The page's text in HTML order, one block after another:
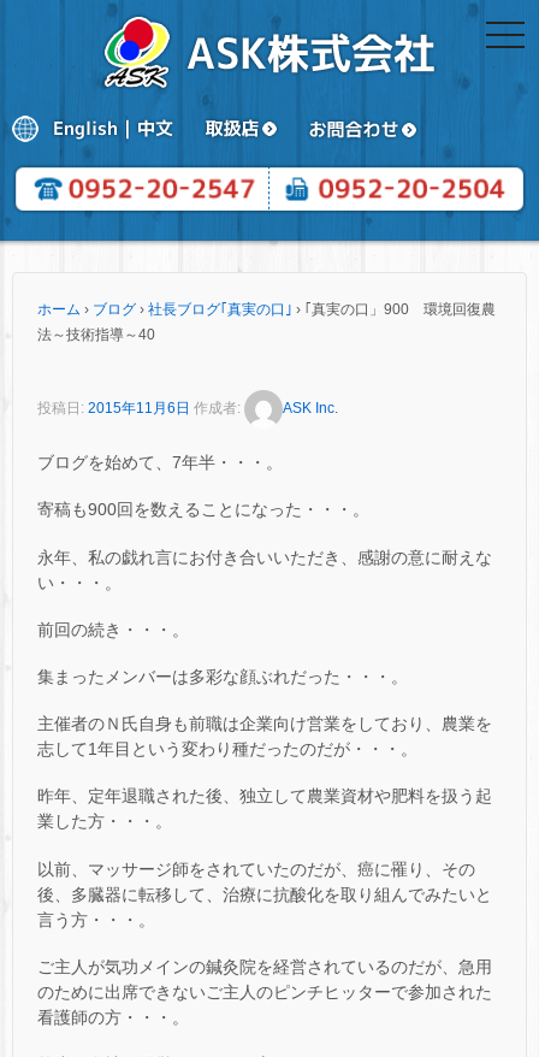
ホーム › ブログ › 社長ブログ｢真実の口｣ › ｢真実の口」900 環境回復農
法～技術指導～40
投稿日: 2015年11月6日 作成者: ASK Inc.
ブログを始めて、7年半・・・。
寄稿も900回を数えることになった・・・。
永年、私の戯れ言にお付き合いいただき、感謝の意に耐えな
い・・・。
前回の続き・・・。
集まったメンバーは多彩な顔ぶれだった・・・。
主催者のＮ氏自身も前職は企業向け営業をしており、農業を
志して1年目という変わり種だったのだが・・・。
昨年、定年退職された後、独立して農業資材や肥料を扱う起
業した方・・・。
以前、マッサージ師をされていたのだが、癌に罹り、その
後、多臓器に転移して、治療に抗酸化を取り組んでみたいと
言う方・・・。
ご主人が気功メインの鍼灸院を経営されているのだが、急用
のために出席できないご主人のピンチヒッターで参加された
看護師の方・・・。